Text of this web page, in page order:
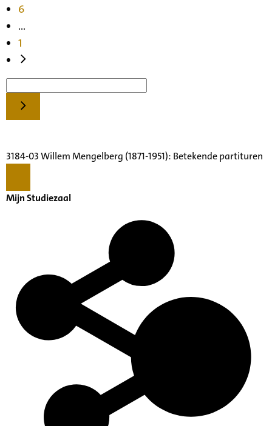
6
...
1
3184-03 Willem Mengelberg (1871-1951): Betekende partituren
Mijn Studiezaal